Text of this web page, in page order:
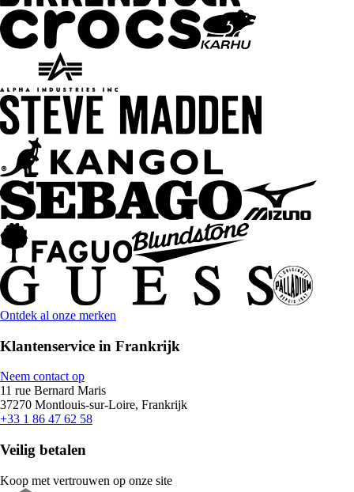
Ontdek al onze merken
Klantenservice in Frankrijk
Neem contact op
11 rue Bernard Maris
37270 Montlouis-sur-Loire, Frankrijk
+33 1 86 47 62 58
Veilig betalen
Koop met vertrouwen op onze site